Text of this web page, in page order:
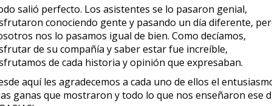
salió perfecto. Los asistentes se lo pasaron genial,
conociendo gente y pasando un día diferente,
nos lo pasamos igual de bien. Como decíamos,
de su compañía y saber estar fue increíble,
de cada historia y opinión que expresaban.
aquí les agradecemos a cada uno de ellos el
ganas que mostraron y todo lo que nos enseñaron ese